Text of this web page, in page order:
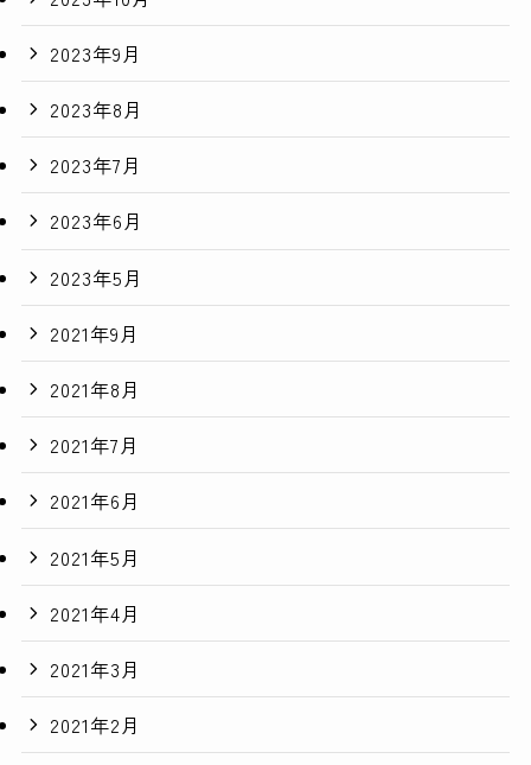
2023年9月
2023年8月
2023年7月
2023年6月
2023年5月
2021年9月
2021年8月
2021年7月
2021年6月
2021年5月
2021年4月
2021年3月
2021年2月